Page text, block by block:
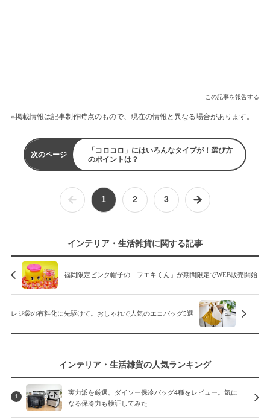
この記事を報告する
※掲載情報は記事制作時点のもので、現在の情報と異なる場合があります。
次のページ
「コロコロ」にはいろんなタイプが！選び方
のポイントは？
1 2 3
インテリア・生活雑貨に関する記事
福岡限定ピンク帽子の「フエキくん」が期間限定でWEB販売開始
レジ袋の有料化に先駆けて。おしゃれで人気のエコバッグ5選
インテリア・生活雑貨の人気ランキング
1
実力派を厳選。ダイソー保冷バッグ4種をレビュー。気に
なる保冷力も検証してみた